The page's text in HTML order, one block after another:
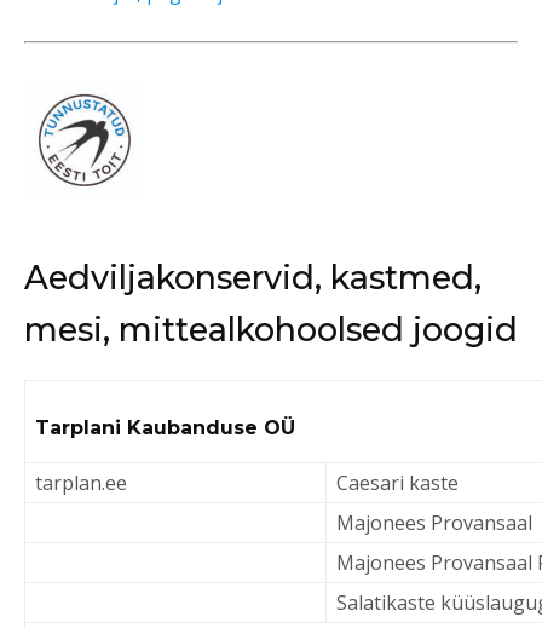
Aedviljakonservid, kastmed,
mesi, mittealkohoolsed joogid
Tarplani Kaubanduse OÜ
tarplan.ee
Caesari kaste
Majonees Provansaal
Majonees Provansaal
Salatikaste